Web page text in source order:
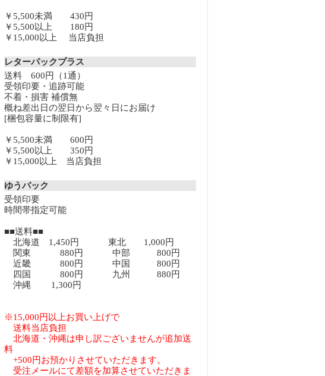
￥5,500未満 430円
￥5,500以上 180円
￥15,000以上 当店負担
レターパックプラス
送料 600円（1通）
受領印要・追跡可能
不着・損害 補償無
概ね差出日の翌日から翌々日にお届け
[梱包容量に制限有]
￥5,500未満 600円
￥5,500以上 350円
￥15,000以上 当店負担
ゆうパック
受領印要
時間帯指定可能
■■送料■■
北海道 1,450円 東北 1,000円
関東 880円 中部 800円
近畿 800円 中国 800円
四国 800円 九州 880円
沖縄 1,300円
※15,000円以上お買い上げで
送料当店負担
北海道・沖縄は申し訳ございませんが追加送
料
+500円お預かりさせていただきます。
受注メールにて差額を加算させていただきま